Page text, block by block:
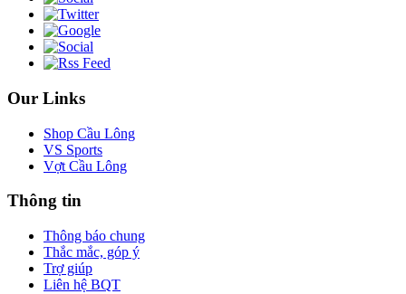
Our Links
Shop Cầu Lông
VS Sports
Vợt Cầu Lông
Thông tin
Thông báo chung
Thắc mắc, góp ý
Trợ giúp
Liên hệ BQT